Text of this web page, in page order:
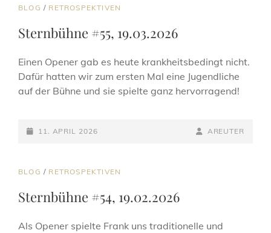
CAT
BLOG / RETROSPEKTIVEN
Sternbühne #55, 19.03.2026
Einen Opener gab es heute krankheitsbedingt nicht.
Dafür hatten wir zum ersten Mal eine Jugendliche
auf der Bühne und sie spielte ganz hervorragend!
POSTED-
11. APRIL 2026
BY
BYLINE
AREUTER
CAT
BLOG / RETROSPEKTIVEN
Sternbühne #54, 19.02.2026
Als Opener spielte Frank uns traditionelle und